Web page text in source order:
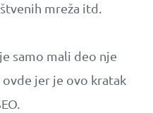
mreža itd.
samo mali deo nje
ovde jer je ovo kratak